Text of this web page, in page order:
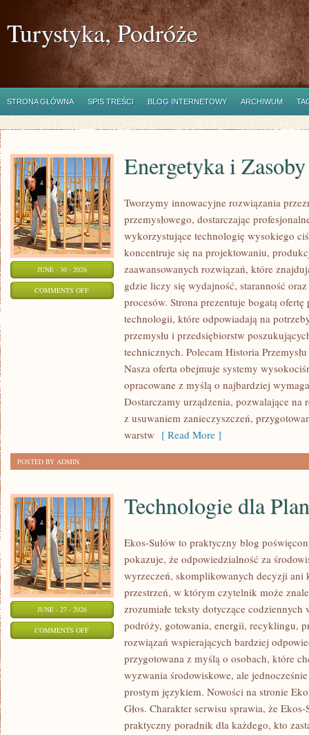
Turystyka, Podróże
STRONA GŁÓWNA SPIS TREŚCI BLOG INTERNETOWY ARCHIWUM
JUNE - 30 - 2026
COMMENTS OFFON
ENERGETYKA
Energetyka i Zasoby
Tworzymy innowacyjne rozwiązania
przemysłowego, dostarczając
wykorzystujące technologię wysokiego
koncentruje się na projektowaniu,
zaawansowanych rozwiązań, które
gdzie liczy się wydajność, staranność
procesów. Strona prezentuje bogatą ofertę
technologii, które odpowiadają na
przemysłu i przedsiębiorstw
technicznych. Polecam Historia
Nasza oferta obejmuje systemy
opracowane z myślą o najbardziej
Dostarczamy urządzenia, pozwalające na
z usuwaniem zanieczyszczeń,
warstw [ Read More ]
POSTED BY ADMIN
JUNE - 27 - 2026
COMMENTS OFFON
TECHNOLOGIE
Technologie dla
Ekos-Sułów to praktyczny blog
pokazuje, że odpowiedzialność za
wyrzeczeń, skomplikowanych decyzji ani
przestrzeń, w którym czytelnik może
zrozumiałe teksty dotyczące
podróży, gotowania, energii, recyklingu,
rozwiązań wspierających bardziej
przygotowana z myślą o osobach, które
wyzwania środowiskowe, ale
prostym językiem. Nowości na stronie
Głos. Charakter serwisu sprawia, że
praktyczny poradnik dla każdego, kto